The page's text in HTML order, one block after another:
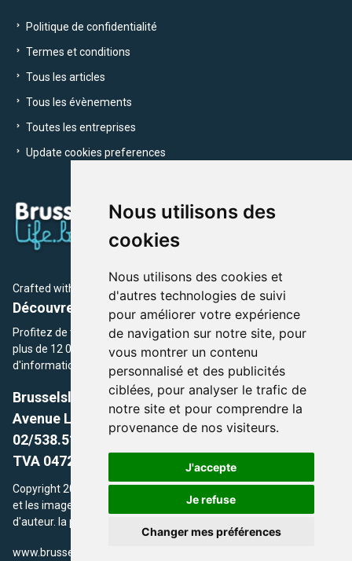
Nous utilisons des
cookies
Nous utilisons des cookies et
d'autres technologies de suivi
pour améliorer votre expérience
de navigation sur notre site, pour
vous montrer un contenu
personnalisé et des publicités
ciblées, pour analyser le trafic de
notre site et pour comprendre la
provenance de nos visiteurs.
J'accepte
Je refuse
Changer mes préférences
Politique de confidentialité
Termes et conditions
Tous les articles
Tous les évènements
Toutes les entreprises
Update cookies preferences
Crafted with by Brusselslife Team
Découvrez plus de 12 000 adresses et événements
Profitez de toutes les sections de BrusselsLife.be et découvrez
plus de 12 000 adresses et un grand choix d'événements,
d'informations et de conseils et astuces de notre écriture.
Brusselslife.be
Avenue Louise, 500 -1050 Ixelles, Brussels,
02/538.51.49.
TVA 0472.281.221
Copyright 2026 © Brusselslife.be Tous droits réservés. Le contenu
et les images utilisés sur ce site sont protégés par le droit
d'auteur. la propriétaires respectifs.
www.brusselsLife.be